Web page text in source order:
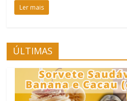
Ler mais
ÚLTIMAS